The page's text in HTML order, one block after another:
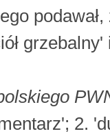
grzebalny'
2.